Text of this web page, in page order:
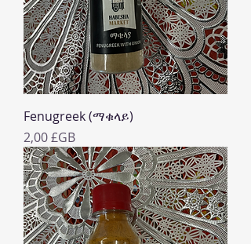
Fenugreek (ማቁላይ)
Prix
2,00 £GB